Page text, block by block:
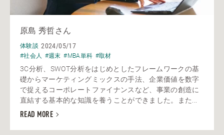
原島 秀哲さん
体験談 2024/05/17
#社会人 #週末 #MBA単科 #取材
3C分析、SWOT分析をはじめとしたフレームワークの基
礎からマーケティングミックスの手法、企業価値を数字
で捉えるコーポレートファイナンスなど、事業の創造に
直結する基本的な知識を養うことができました。また...
READ MORE